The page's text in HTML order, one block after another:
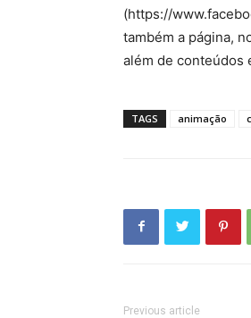
(https://
também a página,
além de conteúdos
TAGS animação
Previous article